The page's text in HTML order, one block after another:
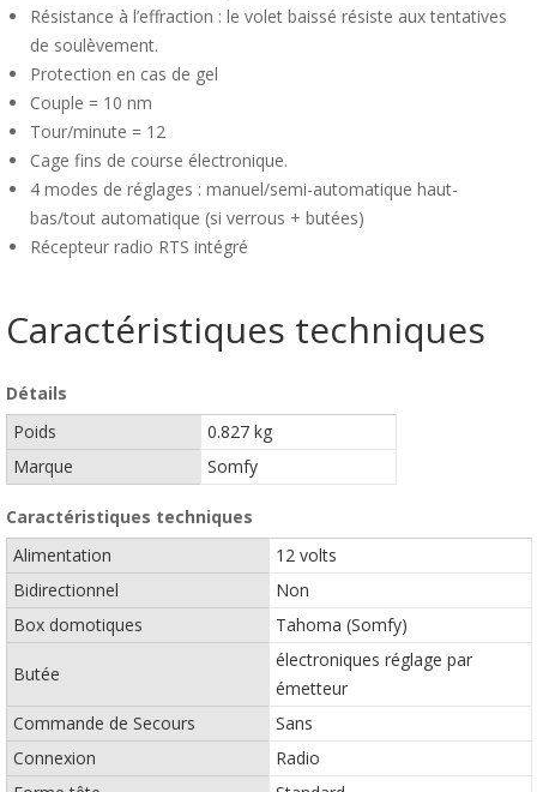
Résistance à l’effraction : le volet baissé résiste aux tentatives
de soulèvement.
Protection en cas de gel
Couple = 10 nm
Tour/minute = 12
Cage fins de course électronique.
4 modes de réglages : manuel/semi-automatique haut-
bas/tout automatique (si verrous + butées)
Récepteur radio RTS intégré
Caractéristiques techniques
Détails
Poids
0.827 kg
Marque
Somfy
Caractéristiques techniques
Alimentation
12 volts
Bidirectionnel
Non
Box domotiques
Tahoma (Somfy)
Butée
électroniques réglage par
émetteur
Commande de Secours
Sans
Connexion
Radio